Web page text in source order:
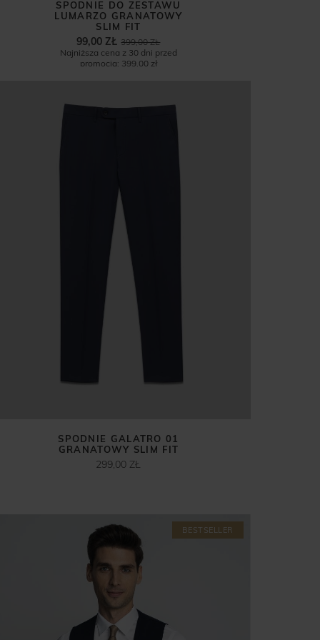
SPODNIE DO ZESTAWU
LUMARZO GRANATOWY
SLIM FIT
399,00 ZŁ
99,00 ZŁ
Najniższa cena z 30 dni przed
promocją: 399,00 zł
SPODNIE GALATRO 01
GRANATOWY SLIM FIT
299,00 ZŁ
BESTSELLER